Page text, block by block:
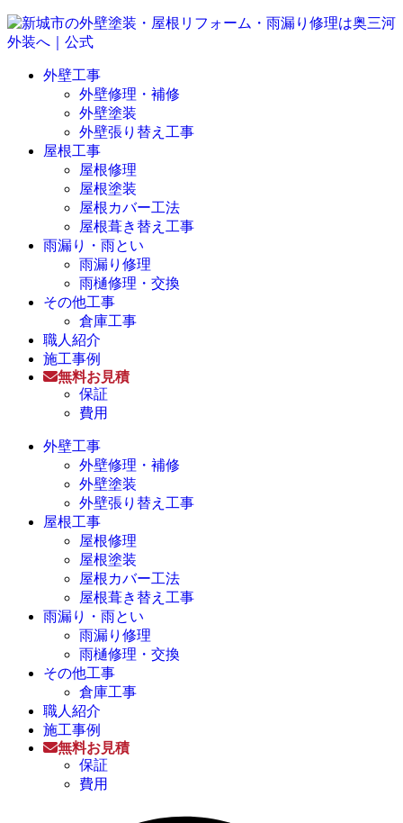
外壁工事
外壁修理・補修
外壁塗装
外壁張り替え工事
屋根工事
屋根修理
屋根塗装
屋根カバー工法
屋根葺き替え工事
雨漏り・雨とい
雨漏り修理
雨樋修理・交換
その他工事
倉庫工事
職人紹介
施工事例
無料お見積
保証
費用
外壁工事
外壁修理・補修
外壁塗装
外壁張り替え工事
屋根工事
屋根修理
屋根塗装
屋根カバー工法
屋根葺き替え工事
雨漏り・雨とい
雨漏り修理
雨樋修理・交換
その他工事
倉庫工事
職人紹介
施工事例
無料お見積
保証
費用